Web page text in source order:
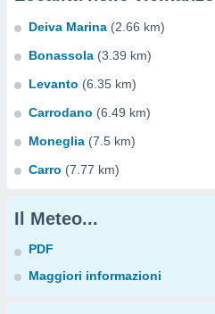
Deiva Marina (2.66 km)
Bonassola (3.39 km)
Levanto (6.35 km)
Carrodano (6.49 km)
Moneglia (7.5 km)
Carro (7.77 km)
Il Meteo...
PDF
Maggiori informazioni